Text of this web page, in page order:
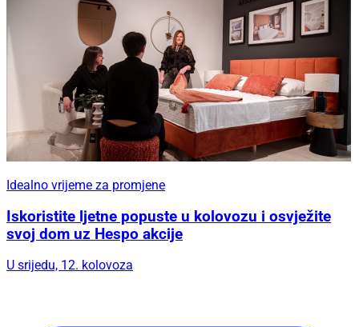
Idealno vrijeme za promjene
Iskoristite ljetne popuste u kolovozu i osvježite
svoj dom uz Hespo akcije
U srijedu, 12. kolovoza